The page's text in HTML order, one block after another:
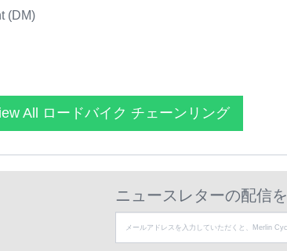
(DM)
All ロードバイク チェーンリング
ニュースレターの配信を